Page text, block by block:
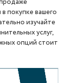
покупке вашего
изучайте
услуг,
опций стоит